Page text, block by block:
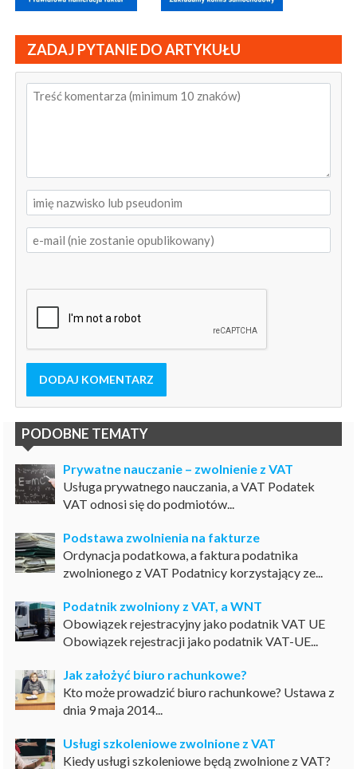
ZADAJ PYTANIE DO ARTYKUŁU
DODAJ KOMENTARZ
PODOBNE TEMATY
Prywatne nauczanie – zwolnienie z VAT
Usługa prywatnego nauczania, a VAT Podatek
VAT odnosi się do podmiotów...
Podstawa zwolnienia na fakturze
Ordynacja podatkowa, a faktura podatnika
zwolnionego z VAT Podatnicy korzystający ze...
Podatnik zwolniony z VAT, a WNT
Obowiązek rejestracyjny jako podatnik VAT UE
Obowiązek rejestracji jako podatnik VAT-UE...
Jak założyć biuro rachunkowe?
Kto może prowadzić biuro rachunkowe? Ustawa z
dnia 9 maja 2014...
Usługi szkoleniowe zwolnione z VAT
Kiedy usługi szkoleniowe będą zwolnione z VAT?